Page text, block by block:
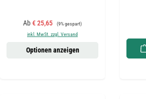
Verkaufspreis:
Ab€ 25,65 Regulärer Preis:
(9% gespart)
inkl. MwSt. zzgl. Versand
Optionen anzeigen